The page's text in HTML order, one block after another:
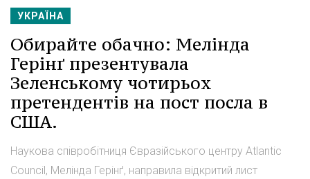
УКРАЇНА
Обирайте обачно: Мелінда
Герінґ презентувала
Зеленському чотирьох
претендентів на пост посла в
США.
Наукова співробітниця Євразійського центру Atlantic
Council, Мелінда Герінґ, направила відкритий лист